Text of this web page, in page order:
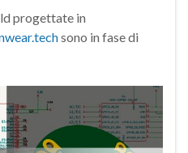
progettate in
sono in fase di